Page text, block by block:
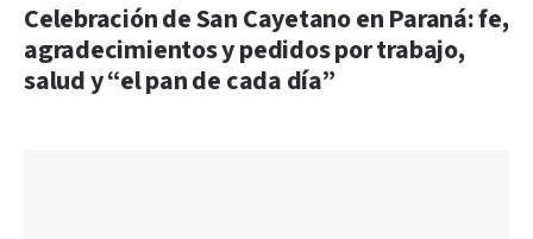
Celebración de San Cayetano en Paraná: fe,
agradecimientos y pedidos por trabajo,
salud y “el pan de cada día”